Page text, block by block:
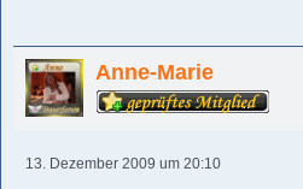
Anne-Marie
13. Dezember 2009 um 20:10